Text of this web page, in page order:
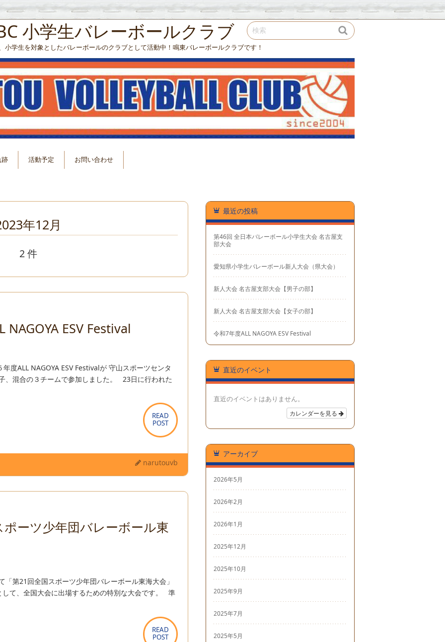
小学生バレーボールクラブ
学生を対象としたバレーボールのクラブとして活動中！鳴東バレーボールクラブです！
跡 活動予定 お問い合わせ
年12月
2 件
NAGOYA ESV Festival
度ALL NAGOYA ESV Festivalが 守山スポーツセンタ
、混合の３チームで参加しました。 23日に行われた
READ
POST
READ
POST
narutouvb
ポーツ少年団バレーボール東
第21回全国スポーツ少年団バレーボール東海大会」
て、全国大会に出場するための特別な大会です。 準
READ
POST
READ
POST
最近の投稿
第46回 全日本バレーボール小学生大会 名古屋支
部大会
愛知県小学生バレーボール新人大会（県大会）
新人大会 名古屋支部大会【男子の部】
新人大会 名古屋支部大会【女子の部】
令和7年度ALL NAGOYA ESV Festival
直近のイベント
直近のイベントはありません。
カレンダーを見る
アーカイブ
2026年5月
2026年2月
2026年1月
2025年12月
2025年10月
2025年9月
2025年7月
2025年5月